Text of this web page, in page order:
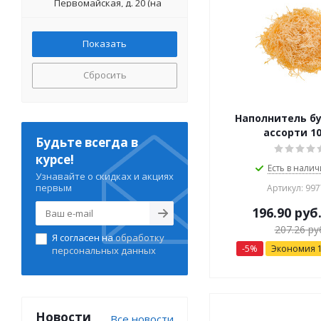
Наполнитель
ассорти
Есть в
Артикул:
196.90руб.
207.26
-5% Экономия
Первомайская, д. 20 (на
Сбросить
Будьте всегда в
курсе!
Узнавайте о скидках и акциях
первым
Я согласен наобработку
персональных данных
Новости